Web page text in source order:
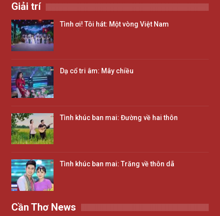
Giải trí
Tình ơi! Tôi hát: Một vòng Việt Nam
Dạ cổ tri âm: Mây chiều
Tình khúc ban mai: Đường về hai thôn
Tình khúc ban mai: Trăng về thôn dã
Cần Thơ News